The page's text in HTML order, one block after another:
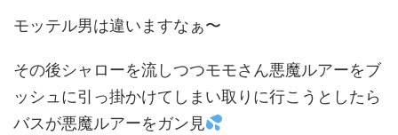
モッテル男は違いますなぁ〜
その後シャローを流しつつモモさん悪魔ルアーをブ
ッシュに引っ掛かけてしまい取りに行こうとしたら
バスが悪魔ルアーをガン見